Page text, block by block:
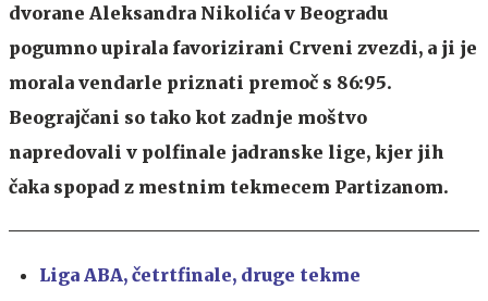
dvorane Aleksandra Nikolića v Beogradu
pogumno upirala favorizirani Crveni zvezdi, a ji je
morala vendarle priznati premoč s 86:95.
Beograjčani so tako kot zadnje moštvo
napredovali v polfinale jadranske lige, kjer jih
čaka spopad z mestnim tekmecem Partizanom.
Liga ABA, četrtfinale, druge tekme